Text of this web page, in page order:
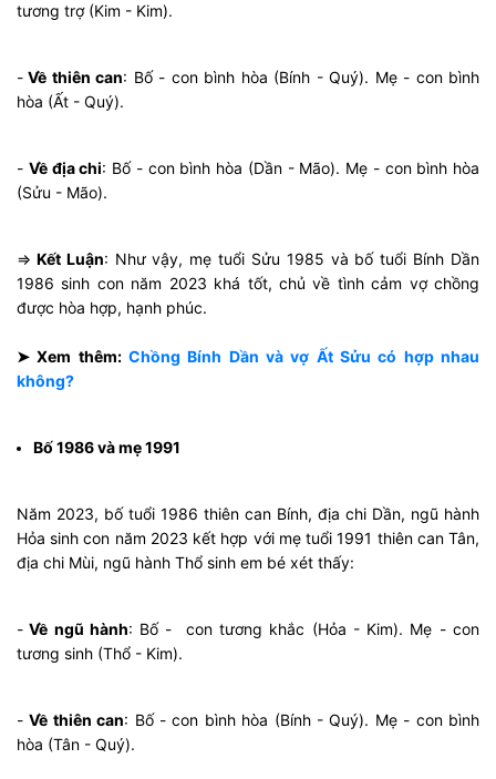
tương trợ (Kim - Kim).
- Về thiên can: Bố - con bình hòa (Bính - Quý). Mẹ - con bình
hòa (Ất - Quý).
- Về địa chi: Bố - con bình hòa (Dần - Mão). Mẹ - con bình hòa
(Sửu - Mão).
⇒ Kết Luận: Như vậy, mẹ tuổi Sửu 1985 và bố tuổi Bính Dần
1986 sinh con năm 2023 khá tốt, chủ về tình cảm vợ chồng
được hòa hợp, hạnh phúc.
➤ Xem thêm:Chồng Bính Dần và vợ Ất Sửu có hợp nhau
không?
Bố 1986 và mẹ 1991
Năm 2023, bố tuổi 1986 thiên can Bính, địa chi Dần, ngũ hành
Hỏa sinh con năm 2023 kết hợp với mẹ tuổi 1991 thiên can Tân,
địa chi Mùi, ngũ hành Thổ sinh em bé xét thấy:
- Về ngũ hành: Bố - con tương khắc (Hỏa - Kim). Mẹ - con
tương sinh (Thổ - Kim).
-Về thiên can: Bố - con bình hòa (Bính - Quý). Mẹ - con bình
hòa (Tân - Quý).